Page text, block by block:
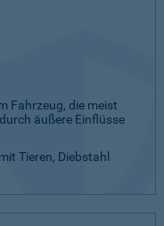
Fahrzeug, die meist
äußere Einflüsse
Tieren, Diebstahl